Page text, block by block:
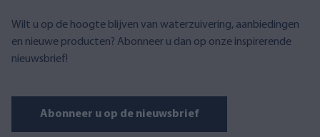
Wilt u op de hoogte blijven van waterzuivering, aanbiedingen
en nieuwe producten? Abonneer u dan op onze inspirerende
nieuwsbrief!
Abonneer u op de nieuwsbrief